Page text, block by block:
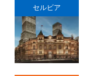
セルビア